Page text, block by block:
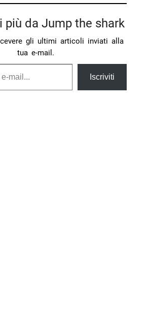
più da Jump the shark
gli ultimi articoli inviati alla
tua e-mail.
Iscriviti